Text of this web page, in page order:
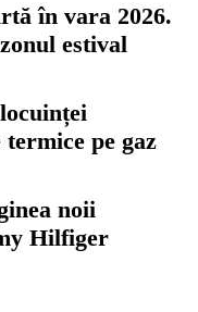
în vara 2026.
estival
pe gaz
noii
Hilfiger